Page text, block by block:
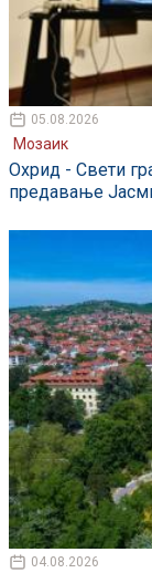
05.08.2026
Мозаик
Охрид - Свети
предавање
04.08.2026